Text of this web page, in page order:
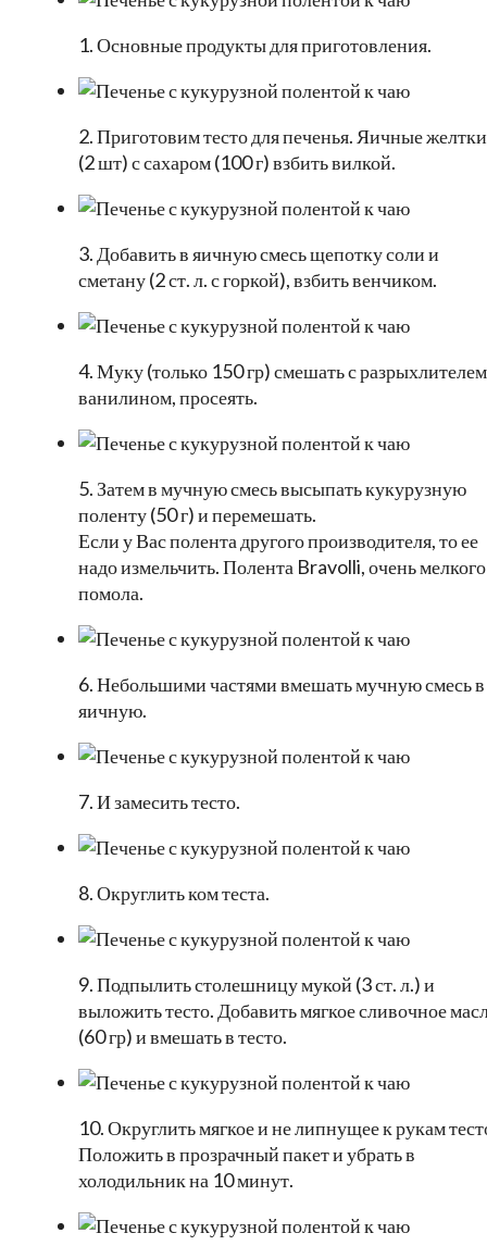
1. Основные продукты для приготовления.
2. Приготовим тесто для печенья. Яичные желтки
(2 шт) с сахаром (100 г) взбить вилкой.
3. Добавить в яичную смесь щепотку соли и
сметану (2 ст. л. с горкой), взбить венчиком.
4. Муку (только 150 гр) смешать с
ванилином, просеять.
5. Затем в мучную смесь высыпать кукурузную
поленту (50 г) и перемешать.
Если у Вас полента другого производителя, то ее
надо измельчить. Полента Bravolli, очень мелкого
помола.
6. Небольшими частями вмешать мучную смесь в
яичную.
7. И замесить тесто.
8. Округлить ком теста.
9. Подпылить столешницу мукой (3 ст. л.) и
выложить тесто. Добавить мягкое сливочное
(60 гр) и вмешать в тесто.
10. Округлить мягкое и не липнущее к рукам
Положить в прозрачный пакет и убрать в
холодильник на 10 минут.